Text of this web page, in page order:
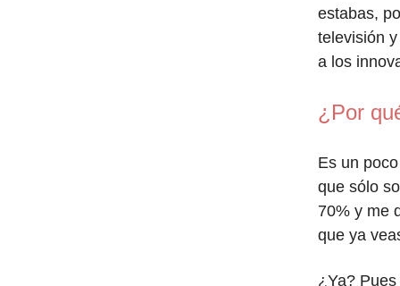
estabas,
televisión
a los
¿Por
Es un
que sólo
70% y me
que ya
¿Ya?